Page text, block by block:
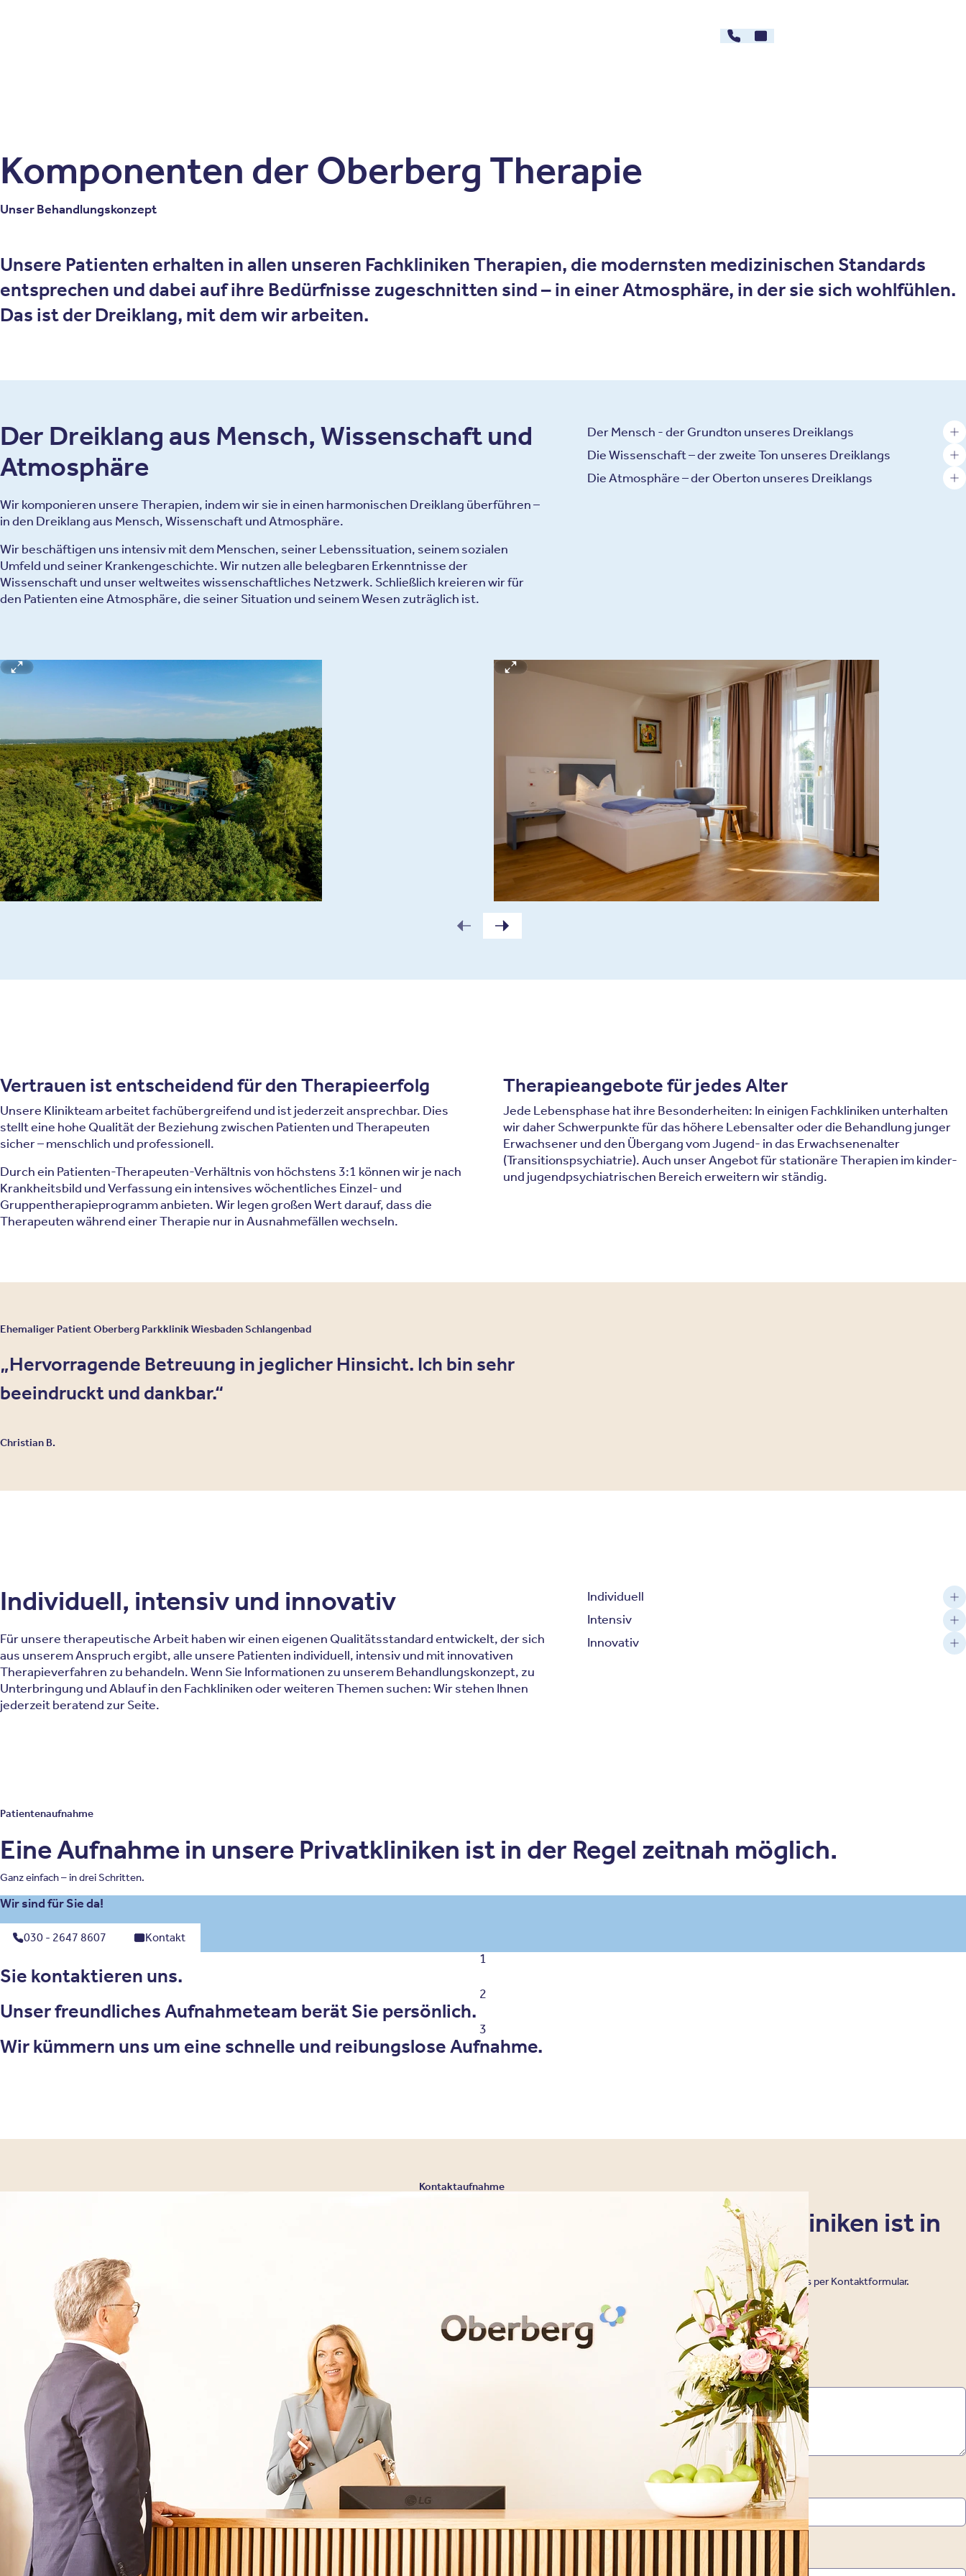
030 - 26478607
Kontakt
Komponenten der Oberberg Therapie
Unser Behandlungskonzept
Unsere Patienten erhalten in allen unseren Fachkliniken Therapien, die modernsten medizinischen Standards
entsprechen und dabei auf ihre Bedürfnisse zugeschnitten sind – in einer Atmosphäre, in der sie sich wohlfühlen.
Das ist der Dreiklang, mit dem wir arbeiten.
Der Dreiklang aus Mensch, Wissenschaft und
Atmosphäre
Wir komponieren unsere Therapien, indem wir sie in einen harmonischen Dreiklang überführen –
in den Dreiklang aus Mensch, Wissenschaft und Atmosphäre.
Wir beschäftigen uns intensiv mit dem Menschen, seiner Lebenssituation, seinem sozialen
Umfeld und seiner Krankengeschichte. Wir nutzen alle belegbaren Erkenntnisse der
Wissenschaft und unser weltweites wissenschaftliches Netzwerk. Schließlich kreieren wir für
den Patienten eine Atmosphäre, die seiner Situation und seinem Wesen zuträglich ist.
Der Mensch - der Grundton unseres Dreiklangs
Die Wissenschaft – der zweite Ton unseres Dreiklangs
Die Atmosphäre – der Oberton unseres Dreiklangs
Vertrauen ist entscheidend für den Therapieerfolg
Unsere Klinikteam arbeitet fachübergreifend und ist jederzeit ansprechbar. Dies
stellt eine hohe Qualität der Beziehung zwischen Patienten und Therapeuten
sicher – menschlich und professionell.
Durch ein Patienten-Therapeuten-Verhältnis von höchstens 3:1 können wir je nach
Krankheitsbild und Verfassung ein intensives wöchentliches Einzel- und
Gruppentherapieprogramm anbieten. Wir legen großen Wert darauf, dass die
Therapeuten während einer Therapie nur in Ausnahmefällen wechseln.
Therapieangebote für jedes Alter
Jede Lebensphase hat ihre Besonderheiten: In einigen Fachkliniken unterhalten
wir daher Schwerpunkte für das höhere Lebensalter oder die Behandlung junger
Erwachsener und den Übergang vom Jugend- in das Erwachsenenalter
(Transitionspsychiatrie). Auch unser Angebot für stationäre Therapien im kinder-
und jugendpsychiatrischen Bereich erweitern wir ständig.
Ehemaliger Patient Oberberg Parkklinik Wiesbaden Schlangenbad
Hervorragende Betreuung in jeglicher Hinsicht. Ich bin sehr
beeindruckt und dankbar.
Christian B.
Individuell, intensiv und innovativ
Für unsere therapeutische Arbeit haben wir einen eigenen Qualitätsstandard entwickelt, der sich
aus unserem Anspruch ergibt, alle unsere Patienten individuell, intensiv und mit innovativen
Therapieverfahren zu behandeln. Wenn Sie Informationen zu unserem Behandlungskonzept, zu
Unterbringung und Ablauf in den Fachkliniken oder weiteren Themen suchen: Wir stehen Ihnen
jederzeit beratend zur Seite.
Individuell
Intensiv
Innovativ
Patientenaufnahme
Eine Aufnahme in unsere Privatkliniken ist in der Regel zeitnah möglich.
Ganz einfach – in drei Schritten.
Wir sind für Sie da!
030 - 2647 8607 Kontakt
1
Sie kontaktieren uns.
2
Unser freundliches Aufnahmeteam berät Sie persönlich.
3
Wir kümmern uns um eine schnelle und reibungslose Aufnahme.
Kontaktaufnahme
Eine Aufnahme in unsere Privatkliniken ist in
der Regel zeitnah möglich.
Kontaktieren Sie uns für eine individuelle Beratung telefonisch, oder schreiben Sie uns per Kontaktformular.
030 - 26478607
Vorname* Nachname*
E-Mail Adresse *